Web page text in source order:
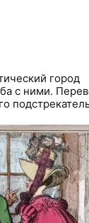
город
с ними.